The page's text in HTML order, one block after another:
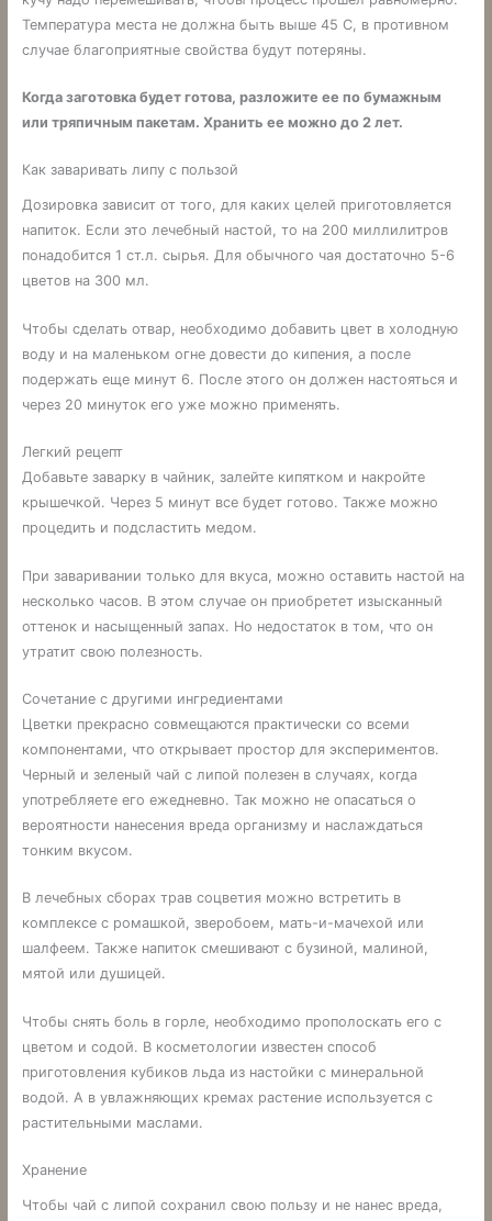
Температура места не должна быть выше 45 С, в противном
случае благоприятные свойства будут потеряны.
Когда заготовка будет готова, разложите ее по бумажным
или тряпичным пакетам. Хранить ее можно до 2 лет.
Как заваривать липу с пользой
Дозировка зависит от того, для каких целей приготовляется
напиток. Если это лечебный настой, то на 200 миллилитров
понадобится 1 ст.л. сырья. Для обычного чая достаточно 5-6
цветов на 300 мл.
Чтобы сделать отвар, необходимо добавить цвет в холодную
воду и на маленьком огне довести до кипения, а после
подержать еще минут 6. После этого он должен настояться и
через 20 минуток его уже можно применять.
Легкий рецепт
Добавьте заварку в чайник, залейте кипятком и накройте
крышечкой. Через 5 минут все будет готово. Также можно
процедить и подсластить медом.
При заваривании только для вкуса, можно оставить настой на
несколько часов. В этом случае он приобретет изысканный
оттенок и насыщенный запах. Но недостаток в том, что он
утратит свою полезность.
Сочетание с другими ингредиентами
Цветки прекрасно совмещаются практически со всеми
компонентами, что открывает простор для экспериментов.
Черный и зеленый чай с липой полезен в случаях, когда
употребляете его ежедневно. Так можно не опасаться о
вероятности нанесения вреда организму и наслаждаться
тонким вкусом.
В лечебных сборах трав соцветия можно встретить в
комплексе с ромашкой, зверобоем, мать-и-мачехой или
шалфеем. Также напиток смешивают с бузиной, малиной,
мятой или душицей.
Чтобы снять боль в горле, необходимо прополоскать его с
цветом и содой. В косметологии известен способ
приготовления кубиков льда из настойки с минеральной
водой. А в увлажняющих кремах растение используется с
растительными маслами.
Хранение
Чтобы чай с липой сохранил свою пользу и не нанес вреда,